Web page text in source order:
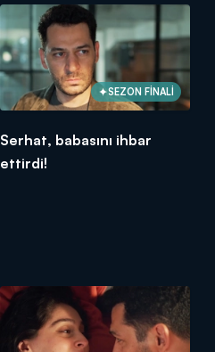
SEZON FİNALİ
Serhat, babasını ihbar
ettirdi!